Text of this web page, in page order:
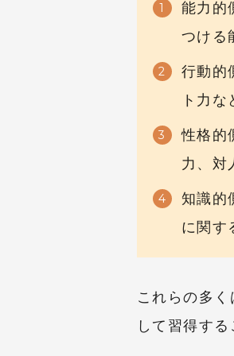
能力的
つける
行動的
ト力な
性格的
力、対
知識的
に関す
これらの多
して習得する